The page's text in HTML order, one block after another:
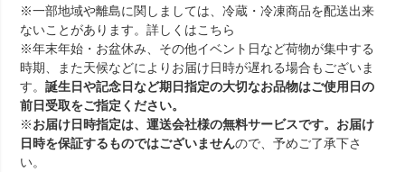
※一部地域や離島に関しましては、冷蔵・冷凍商品を配送出来
ないことがあります。詳しくはこちら
※年末年始・お盆休み、その他イベント日など荷物が集中する
時期、また天候などによりお届け日時が遅れる場合もございま
す。誕生日や記念日など期日指定の大切なお品物はご使用日の
前日受取をご指定ください。
※お届け日時指定は、運送会社様の無料サービスです。お届け
日時を保証するものではございませんので、予めご了承下さ
い。